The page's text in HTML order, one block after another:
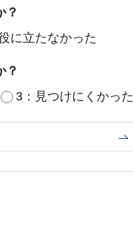
？
に立たなかった
？
3：見つけにくかった